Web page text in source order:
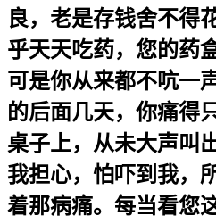
良，老是存钱舍不得
乎天天吃药，您的药
可是你从来都不吭一
的后面几天，你痛得
桌子上，从未大声叫
我担心，怕吓到我，
着那病痛。每当看您